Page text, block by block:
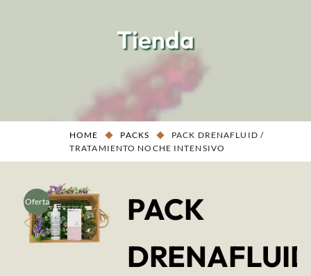
Tienda
HOME PACKS
PACK DRENAFLUID /
TRATAMIENTO NOCHE INTENSIVO
Oferta
PACK